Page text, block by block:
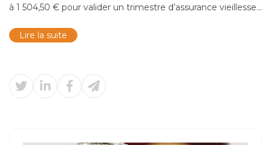
à 1 504,50 € pour valider un trimestre d’assurance vieillesse...
Lire la suite